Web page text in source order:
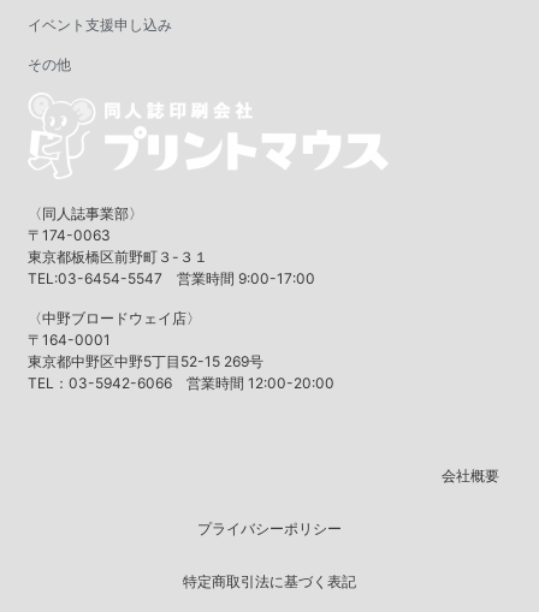
イベント支援申し込み
その他
〈同人誌事業部〉
〒174-0063
東京都板橋区前野町３-３１
TEL:03-6454-5547 営業時間 9:00-17:00
〈中野ブロードウェイ店〉
〒164-0001
東京都中野区中野5丁目52-15 269号
TEL：03-5942-6066 営業時間 12:00-20:00
会社概要
プライバシーポリシー
特定商取引法に基づく表記